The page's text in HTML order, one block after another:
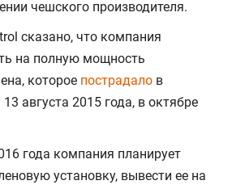
чешского производителя.
сказано, что компания
на полную мощность
которое пострадало в
августа 2015 года, в октябре
года компания планирует
установку, вывести ее на